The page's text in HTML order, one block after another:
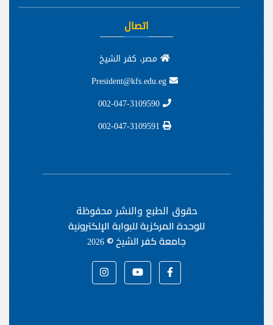
اتصال
مصر، كفر الشيخ
حقوق الطبع والنشر محفوظة
للوحدة المركزية للبوابة الإلكترونية
جامعة كفر الشيخ ©2026